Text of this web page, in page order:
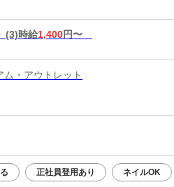
(3)時給1,400円〜
・アウトレット
正社員登用あり ネイルOK